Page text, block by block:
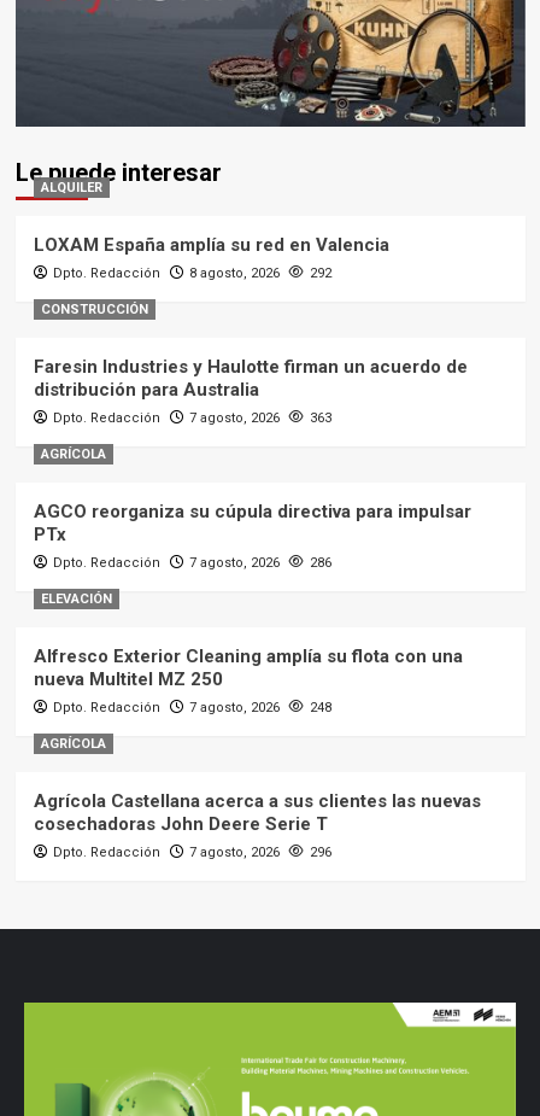
Le puede interesar
ALQUILER
LOXAM España amplía su red en Valencia
Dpto. Redacción 8 agosto, 2026 292
CONSTRUCCIÓN
Faresin Industries y Haulotte firman un acuerdo de
distribución para Australia
Dpto. Redacción 7 agosto, 2026 363
AGRÍCOLA
AGCO reorganiza su cúpula directiva para impulsar
PTx
Dpto. Redacción 7 agosto, 2026 286
ELEVACIÓN
Alfresco Exterior Cleaning amplía su flota con una
nueva Multitel MZ 250
Dpto. Redacción 7 agosto, 2026 248
AGRÍCOLA
Agrícola Castellana acerca a sus clientes las nuevas
cosechadoras John Deere Serie T
Dpto. Redacción 7 agosto, 2026 296